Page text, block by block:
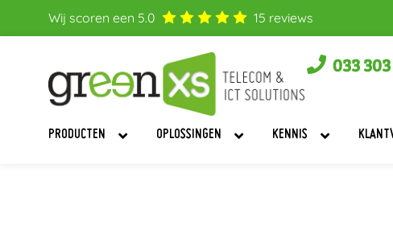
Wij scoren een 5.0 15 reviews
033
PRODUCTEN OPLOSSINGEN KENNIS